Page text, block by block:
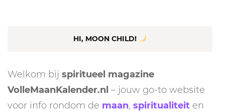
HI, MOON CHILD!
Welkom bij spiritueel magazine
VolleMaanKalender.nl – jouw go-to website
voor info rondom de maan, spiritualiteit en